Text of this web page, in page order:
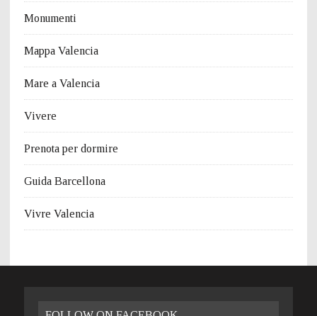
Monumenti
Mappa Valencia
Mare a Valencia
Vivere
Prenota per dormire
Guida Barcellona
Vivre Valencia